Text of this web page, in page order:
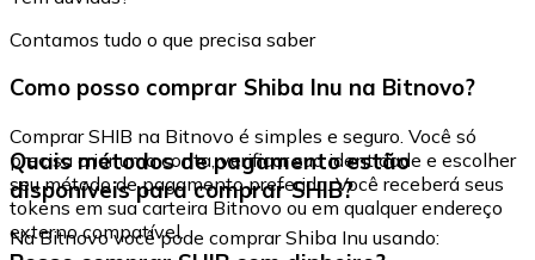
Contamos tudo o que precisa saber
Como posso comprar Shiba Inu na Bitnovo?
Comprar SHIB na Bitnovo é simples e seguro. Você só
precisa criar uma conta, verificar sua identidade e escolher
seu método de pagamento preferido. Você receberá seus
tokens em sua carteira Bitnovo ou em qualquer endereço
externo compatível.
Quais métodos de pagamento estão
disponíveis para comprar SHIB?
Na Bitnovo você pode comprar Shiba Inu usando: